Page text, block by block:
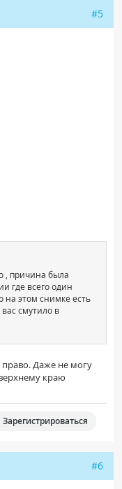
#5
, причина была
где всего один
на этом снимке есть
смутило в
Даже не могу
краю
Зарегистрироваться
#6